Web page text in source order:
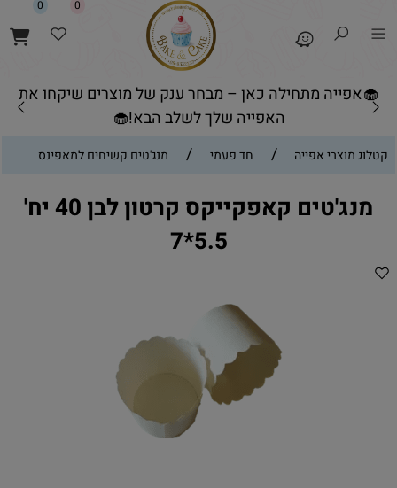
🧁אפייה מתחילה כאן – מבחר ענק של מוצרים שיקחו את
האפייה שלך לשלב הבא!🧁
0 0
קטלוג מוצרי אפייה / חד פעמי / מנג'טים קשיחים למאפינס
מנג'טים קאפקייקס קרטון לבן 40 יח'
5.5*7